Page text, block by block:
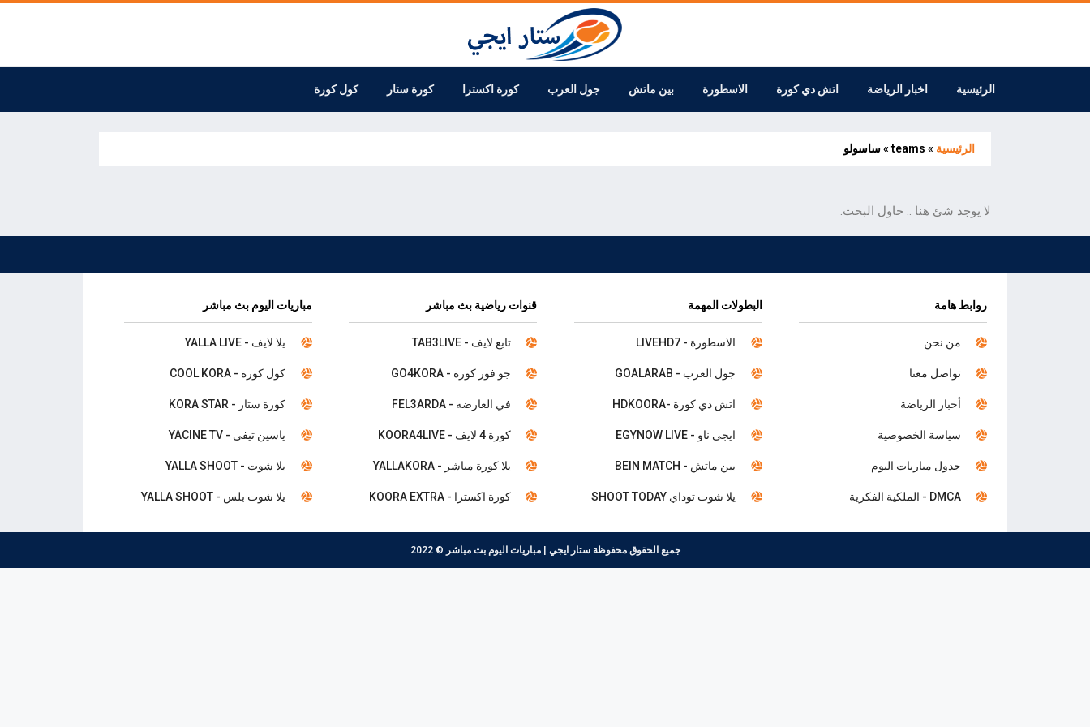
الرئيسية اخبار الرياضة اتش دي كورة الاسطورة بين ماتش جول العرب كورة اكسترا كورة ستار كول كورة
الرئيسية »
teams
»ساسولو
لا يوجد شئ هنا .. حاول البحث.
روابط هامة
من نحن
تواصل معنا
أخبار الرياضة
سياسة الخصوصية
جدول مباريات اليوم
DMCA - الملكية الفكرية
البطولات المهمة
الاسطورة - LIVEHD7
جول العرب - GOALARAB
اتش دي كورة -HDKOORA
ايجي ناو - EGYNOW LIVE
بين ماتش - BEIN MATCH
يلا شوت توداي SHOOT TODAY
قنوات رياضية بث مباشر
تابع لايف - TAB3LIVE
جو فور كورة - GO4KORA
في العارضه - FEL3ARDA
كورة 4 لايف - KOORA4LIVE
يلا كورة مباشر - YALLAKORA
كورة اكسترا - KOORA EXTRA
مباريات اليوم بث مباشر
يلا لايف - YALLA LIVE
كول كورة - COOL KORA
كورة ستار - KORA STAR
ياسين تيفي - YACINE TV
يلا شوت - YALLA SHOOT
يلا شوت بلس - YALLA SHOOT
جميع الحقوق محفوظةستار ايجي | مباريات اليوم بث مباشر © 2022